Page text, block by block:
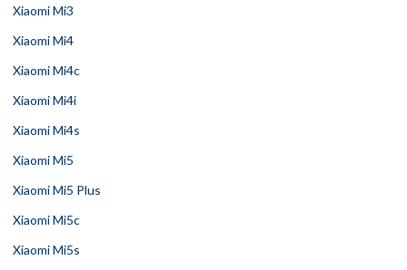
Xiaomi Mi3
Xiaomi Mi4
Xiaomi Mi4c
Xiaomi Mi4i
Xiaomi Mi4s
Xiaomi Mi5
Xiaomi Mi5 Plus
Xiaomi Mi5c
Xiaomi Mi5s